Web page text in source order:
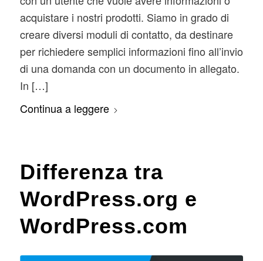
acquistare i nostri prodotti. Siamo in grado di
creare diversi moduli di contatto, da destinare
per richiedere semplici informazioni fino all’invio
di una domanda con un documento in allegato.
In […]
Continua a leggere
Differenza tra
WordPress.org e
WordPress.com